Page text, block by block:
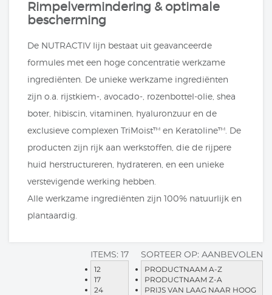
Rimpelvermindering & optimale
bescherming
De NUTRACTIV lijn bestaat uit geavanceerde
formules met een hoge concentratie werkzame
ingrediënten. De unieke werkzame ingrediënten
zijn o.a. rijstkiem-, avocado-, rozenbottel-olie, shea
boter, hibiscin, vitaminen, hyaluronzuur en de
exclusieve complexen TriMoist™ en Keratoline™. De
producten zijn rijk aan werkstoffen, die de rijpere
huid herstructureren, hydrateren, en een unieke
verstevigende werking hebben.
Alle werkzame ingrediënten zijn 100% natuurlijk en
plantaardig.
SORTEER OP: AANBEVOLEN
PRODUCTNAAM A-Z
PRODUCTNAAM Z-A
PRIJS VAN LAAG NAAR HOOG
ITEMS: 17
12
17
24